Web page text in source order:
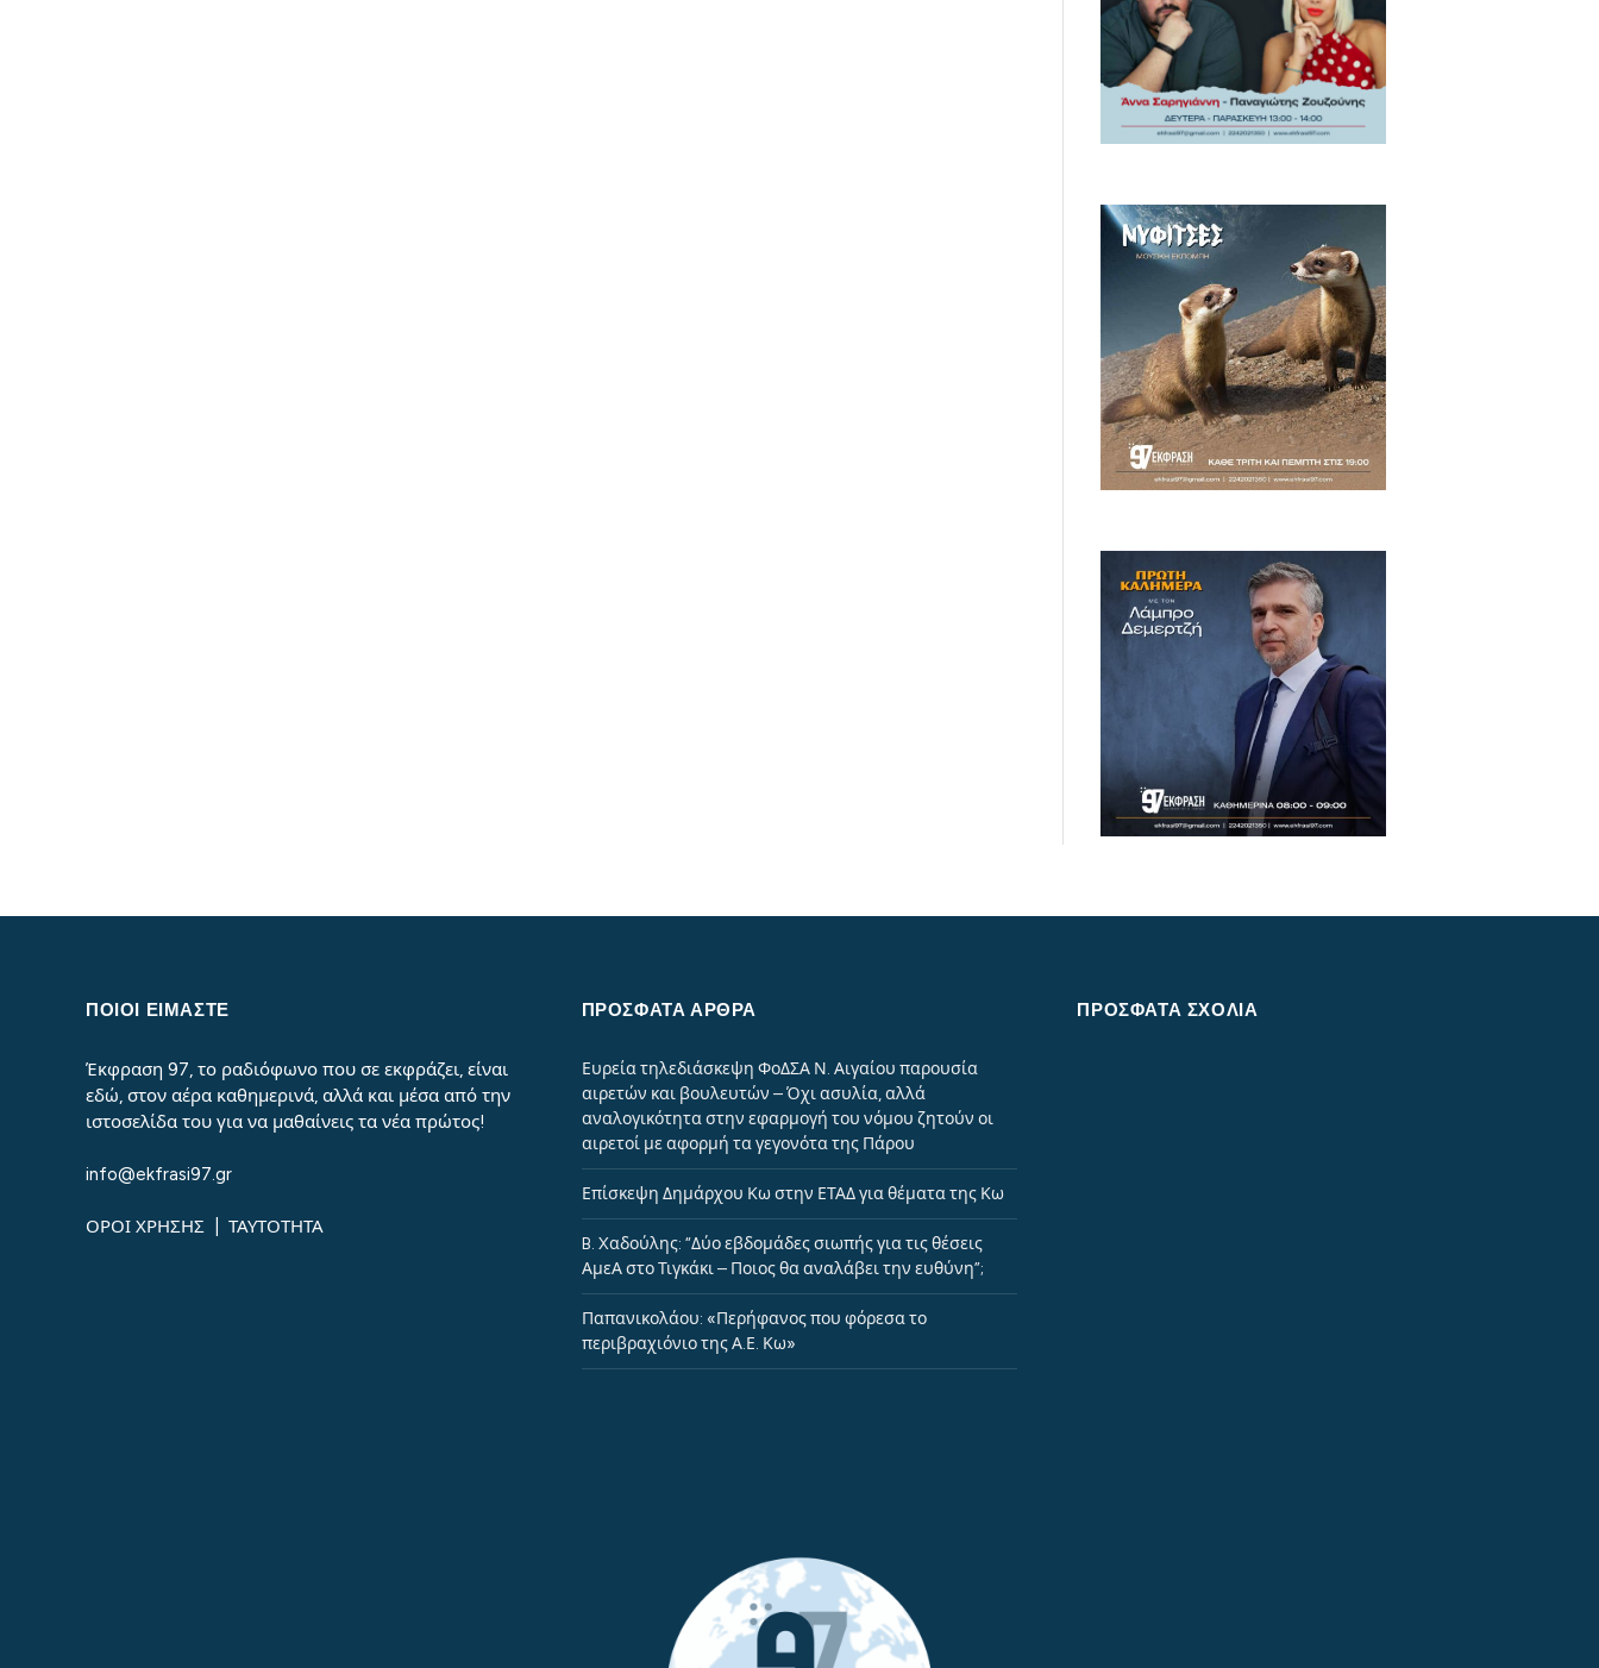
ΠΟΙΟΙ ΕΙΜΑΣΤΕ
Έκφραση 97, το ραδιόφωνο που σε εκφράζει, είναι
εδώ, στον αέρα καθημερινά, αλλά και μέσα από την
ιστοσελίδα του για να μαθαίνεις τα νέα πρώτος!
info@ekfrasi97.gr
ΟΡΟΙ ΧΡΗΣΗΣ ΤΑΥΤΟΤΗΤΑ
ΠΡΌΣΦΑΤΑ ΆΡΘΡΑ
Ευρεία τηλεδιάσκεψη ΦοΔΣΑ Ν. Αιγαίου παρουσία
αιρετών και βουλευτών – Όχι ασυλία, αλλά
αναλογικότητα στην εφαρμογή του νόμου ζητούν οι
αιρετοί με αφορμή τα γεγονότα της Πάρου
Επίσκεψη Δημάρχου Κω στην ΕΤΑΔ για θέματα της Κω
B. Xαδούλης: “Δύο εβδομάδες σιωπής για τις θέσεις
ΑμεΑ στο Τιγκάκι – Ποιος θα αναλάβει την ευθύνη”;
Παπανικολάου: «Περήφανος που φόρεσα το
περιβραχιόνιο της Α.Ε. Κω»
ΠΡΌΣΦΑΤΑ ΣΧΌΛΙΑ